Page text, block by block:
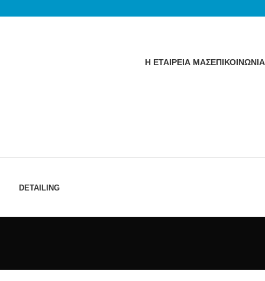
Η ΕΤΑΙΡΕΙΑ ΜΑΣΕΠΙΚΟΙΝΩΝΙΑ
DETAILING